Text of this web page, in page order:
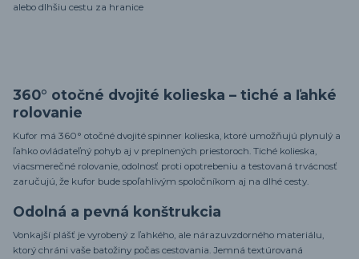
alebo dlhšiu cestu za hranice
360° otočné dvojité kolieska – tiché a ľahké
rolovanie
Kufor má 360° otočné dvojité spinner kolieska, ktoré umožňujú plynulý a
ľahko ovládateľný pohyb aj v preplnených priestoroch. Tiché kolieska,
viacsmerečné rolovanie, odolnosť proti opotrebeniu a testovaná trvácnosť
zaručujú, že kufor bude spoľahlivým spoločníkom aj na dlhé cesty.
Odolná a pevná konštrukcia
Vonkajší plášť je vyrobený z ľahkého, ale nárazuvzdorného materiálu,
ktorý chráni vaše batožiny počas cestovania. Jemná textúrovaná